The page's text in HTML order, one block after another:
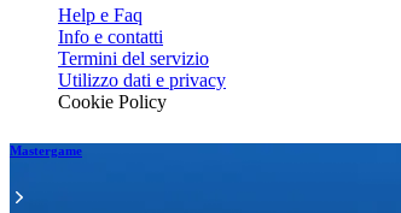
Help e Faq
Info e contatti
Termini del servizio
Utilizzo dati e privacy
Cookie Policy
Mastergame